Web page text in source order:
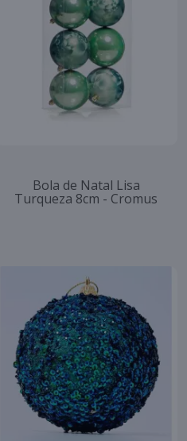
Bola de Natal Lisa
Turqueza 8cm - Cromus